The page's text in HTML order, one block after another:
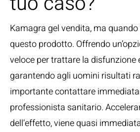
Kamagra gel vendita, ma quando
questo prodotto. Offrendo
veloce per trattare la disfunzione
garantendo agli uomini risultati
importante contattare
professionista sanitario.
dell’effetto, viene quasi